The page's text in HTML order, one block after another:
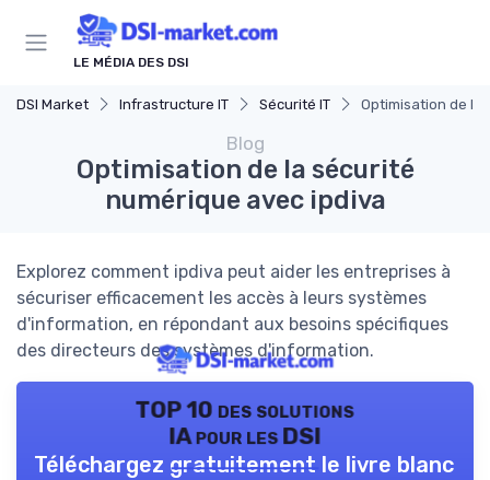
LE MÉDIA DES DSI
DSI Market Infrastructure IT Sécurité IT Optimisation de la
Blog
Optimisation de la sécurité
numérique avec ipdiva
Explorez comment ipdiva peut aider les entreprises à
sécuriser efficacement les accès à leurs systèmes
d'information, en répondant aux besoins spécifiques
des directeurs des systèmes d'information.
TOP 10 des solutions
IA pour les DSI
Téléchargez gratuitement le livre blanc
Panneau de gestion des cookies